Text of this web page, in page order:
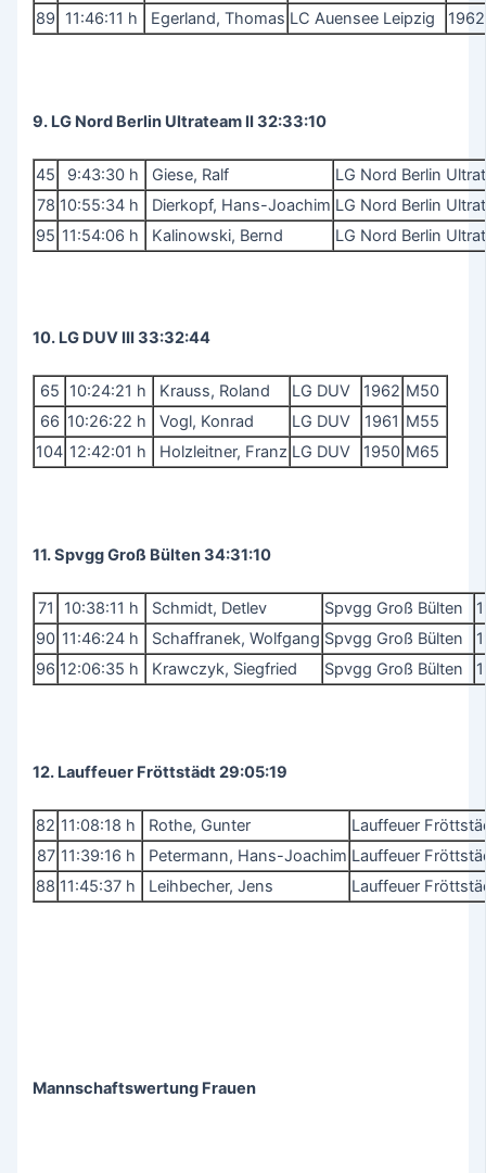
89
11:46:11 h Egerland, Thomas LC Auensee Leipzig 1962
9. LG Nord Berlin Ultrateam II 32:33:10
45 9:43:30 h Giese, Ralf
LG Nord Berlin
78 10:55:34 h Dierkopf, Hans-Joachim LG Nord Berlin
95 11:54:06 h Kalinowski, Bernd LG Nord Berlin
10. LG DUV III 33:32:44
65 10:24:21 h Krauss, Roland LG DUV 1962 M50
66 10:26:22 h Vogl, Konrad LG DUV 1961 M55
104 12:42:01 h Holzleitner, Franz LG DUV 1950 M65
11. Spvgg Groß Bülten 34:31:10
71 10:38:11 h Schmidt, Detlev Spvgg Groß Bülten
90 11:46:24 h Schaffranek, Wolfgang Spvgg Groß Bülten
96 12:06:35 h Krawczyk, Siegfried Spvgg Groß Bülten
12. Lauffeuer Fröttstädt 29:05:19
82 11:08:18 h Rothe, Gunter
Lauffeuer
87 11:39:16 h Petermann, Hans-Joachim Lauffeuer
88 11:45:37 h Leihbecher, Jens Lauffeuer
Mannschaftswertung Frauen